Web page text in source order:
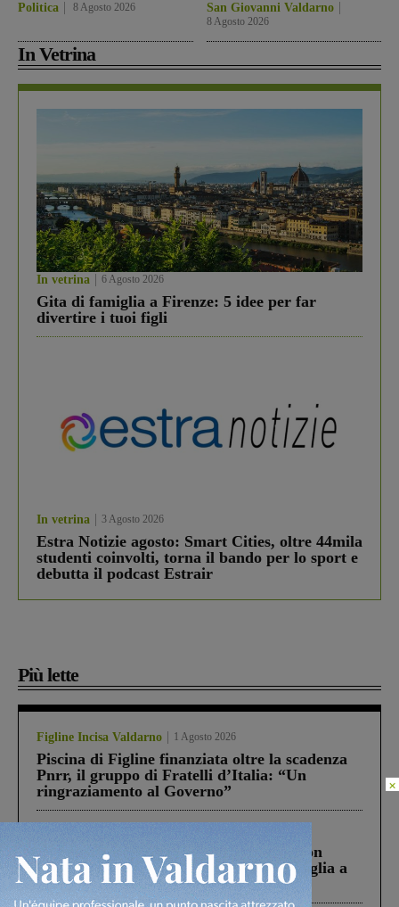
Politica 8 Agosto 2026 San Giovanni Valdarno
8 Agosto 2026
In Vetrina
In vetrina 6 Agosto 2026
Gita di famiglia a Firenze: 5 idee per far
divertire i tuoi figli
In vetrina 3 Agosto 2026
Estra Notizie agosto: Smart Cities, oltre 44mila
studenti coinvolti, torna il bando per lo sport e
debutta il podcast Estrair
Più lette
Figline Incisa Valdarno 1 Agosto 2026
Piscina di Figline finanziata oltre la scadenza
Pnrr, il gruppo di Fratelli d’Italia: “Un
ringraziamento al Governo”
Scomparso da una struttura di Castiglion
Fiorentino l’uomo che aveva ucciso la figlia a
Levane nel 2020
×